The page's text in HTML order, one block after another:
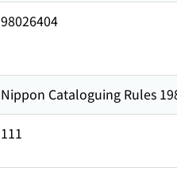
98026404
Nippon Cataloguing Rules
111